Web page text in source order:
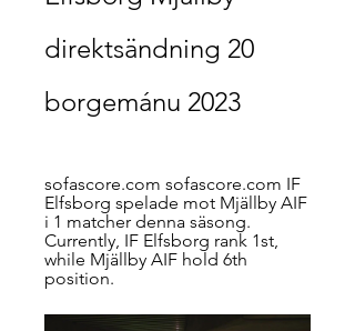
direktsändning 20
borgemánu 2023
sofascore.com sofascore.com IF
Elfsborg spelade mot Mjällby AIF
i 1 matcher denna säsong.
Currently, IF Elfsborg rank 1st,
while Mjällby AIF hold 6th
position.